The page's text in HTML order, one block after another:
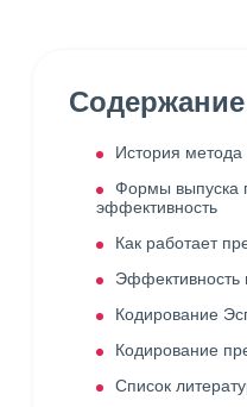
Содержание
История метода
Формы выпуска
эффективность
Как работает
Эффективность
Кодирование
Кодирование
Список